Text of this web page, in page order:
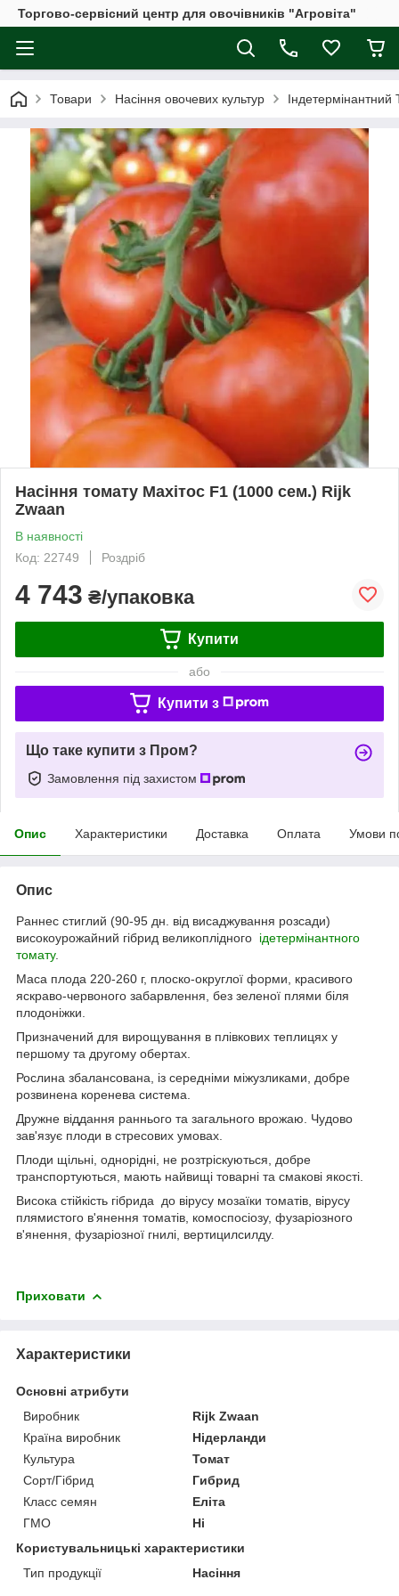
Торгово-сервісний центр для овочівників "Агровіта"
Товари Насіння овочевих культур Індетермінантний
Насіння томату Махітос F1 (1000 сем.) Rijk
Zwaan
В наявності
Код: 22749
Роздріб
4 743 ₴/упаковка
Купити
або
Купити з
Що таке купити з Пром?
Замовлення під захистом
Опис Характеристики Доставка Оплата Умови
Опис
Раннес стиглий (90-95 дн. від висаджування розсади)
високоурожайний гібрид великоплідного ідетермінантного
томату.
Маса плода 220-260 г, плоско-округлої форми, красивого
яскраво-червоного забарвлення, без зеленої плями біля
плодоніжки.
Призначений для вирощування в плівкових теплицях у
першому та другому обертах.
Рослина збалансована, із середніми міжузликами, добре
розвинена коренева система.
Дружне віддання раннього та загального врожаю. Чудово
зав'язує плоди в стресових умовах.
Плоди щільні, однорідні, не розтріскуються, добре
транспортуються, мають найвищі товарні та смакові якості.
Висока стійкість гібрида до вірусу мозаїки томатів, вірусу
плямистого в'янення томатів, комоспосіозу, фузаріозного
в'янення, фузаріозної гнилі, вертицилсилду.
Приховати
Характеристики
Основні атрибути
Виробник
Rijk Zwaan
Країна виробник
Нідерланди
Культура
Томат
Сорт/Гібрид
Гибрид
Класс семян
Еліта
ГМО
Ні
Користувальницькі характеристики
Тип продукції
Насіння